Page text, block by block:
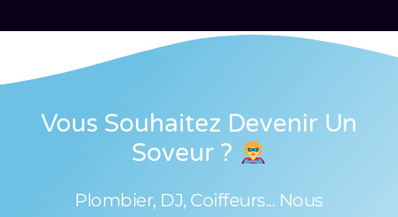
Vous Souhaitez Devenir Un
Soveur ?
Plombier, DJ, Coiffeurs... Nous